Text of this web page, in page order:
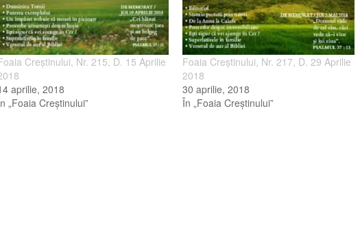
Creştinului, Nr. 215, D. 15 Aprilie
aprilie, 2018
„Foaia Creştinului”
Foaia Creştinului, Nr. 217, D. 29 Aprilie
2018
30 aprilie, 2018
În „Foaia Creştinului”